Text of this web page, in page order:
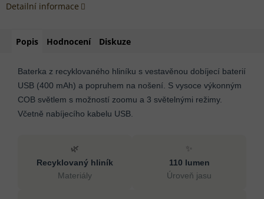
Detailní informace
Popis Hodnocení Diskuze
Baterka z recyklovaného hliníku s vestavěnou dobíjecí baterií
USB (400 mAh) a popruhem na nošení. S vysoce výkonným
COB světlem s možností zoomu a 3 světelnými režimy.
Včetně nabíjecího kabelu USB.
🌿
Recyklovaný hliník
Materiály
✨
110 lumen
Úroveň jasu